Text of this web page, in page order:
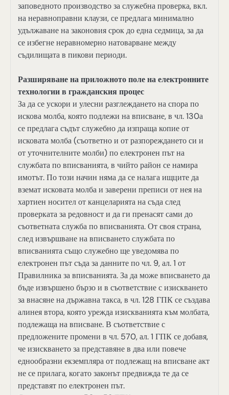
заповедното производство за служебна проверка, вкл.
на неравноправни клаузи, се предлага минимално
удължаване на законовия срок до една седмица, за да
се избегне неравномерно натоварване между
съдилищата в пикови периоди.
Разширяване на приложното поле на електронните
технологии в гражданския процес
За да се ускори и улесни разглеждането на спора по
искова молба, която подлежи на вписване, в чл. 130а
се предлага съдът служебно да изпраща копие от
исковата молба (съответно и от разпореждането си и
от уточнителните молби) по електронен път на
службата по вписванията, в чийто район се намира
имотът. По този начин няма да се налага ищците да
вземат исковата молба и заверени преписи от нея на
хартиен носител от канцеларията на съда след
проверката за редовност и да ги пренасят сами до
съответната служба по вписванията. От своя страна,
след извършване на вписването службата по
вписванията също служебно ще уведомява по
електронен път съда за данните по чл. 9, ал. 1 от
Правилника за вписванията. За да може вписването да
бъде извършено бързо и в съответствие с изискването
за внасяне на държавна такса, в чл. 128 ГПК се създава
алинея втора, която урежда изискванията към молбата,
подлежаща на вписване. В съответствие с
предложените промени в чл. 570, ал. 1 ГПК се добавя,
че изискването за представяне в два или повече
еднообразни екземпляра от подлежащ на вписване акт
не се прилага, когато законът предвижда те да се
представят по електронен път.